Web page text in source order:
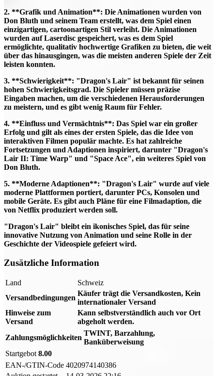
2. **Grafik und Animation**: Die Animationen wurden von
Don Bluth und seinem Team erstellt, was dem Spiel einen
einzigartigen, cartoonartigen Stil verleiht. Die Animationen
wurden auf Laserdisc gespeichert, was es dem Spiel
ermöglichte, qualitativ hochwertige Grafiken zu bieten, die weit
über das hinausgingen, was die meisten anderen Spiele der Zeit
leisten konnten.
3. **Schwierigkeit**: "Dragon's Lair" ist bekannt für seinen
hohen Schwierigkeitsgrad. Die Spieler müssen präzise
Eingaben machen, um die verschiedenen Herausforderungen
zu meistern, und es gibt wenig Raum für Fehler.
4. **Einfluss und Vermächtnis**: Das Spiel war ein großer
Erfolg und gilt als eines der ersten Spiele, das die Idee von
interaktiven Filmen populär machte. Es hat zahlreiche
Fortsetzungen und Adaptionen inspiriert, darunter "Dragon's
Lair II: Time Warp" und "Space Ace", ein weiteres Spiel von
Don Bluth.
5. **Moderne Adaptionen**: "Dragon's Lair" wurde auf viele
moderne Plattformen portiert, darunter PCs, Konsolen und
mobile Geräte. Es gibt auch Pläne für eine Filmadaption, die
von Netflix produziert werden soll.
"Dragon's Lair" bleibt ein ikonisches Spiel, das für seine
innovative Nutzung von Animation und seine Rolle in der
Geschichte der Videospiele gefeiert wird.
Zusätzliche Information
Land
Schweiz
Versandbedingungen
Käufer trägt die Versandkosten, Kein
internationaler Versand
Hinweise zum
Versand
Kann selbstverständlich auch vor Ort
abgeholt werden.
Zahlungsmöglichkeiten
TWINT, Barzahlung,
Banküberweisung
Startgebot 8.00
EAN-/GTIN-Code 4020974140386